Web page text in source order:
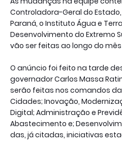
Controladora-Geral do
Paraná, o Instituto Água e
Desenvolvimento do Extremo
vão ser feitas ao longo do
O anúncio foi feito na tarde
governador Carlos Massa
serão feitas nos comandos
Cidades; Inovação,
Digital; Administração e
Abastecimento e;
das, já citadas, iniciativas